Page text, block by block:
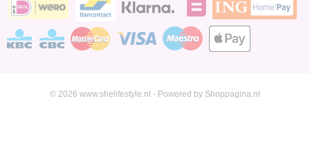
© 2026 www.shelifestyle.nl - Powered by Shoppagina.nl